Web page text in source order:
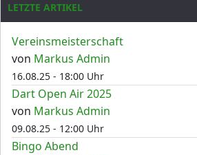
LETZTE ARTIKEL
Vereinsmeisterschaft
von Markus Admin
16.08.25 - 18:00 Uhr
Dart Open Air 2025
von Markus Admin
09.08.25 - 12:00 Uhr
Bingo Abend